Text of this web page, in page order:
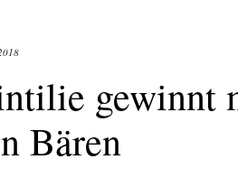
gewinnt
Bären